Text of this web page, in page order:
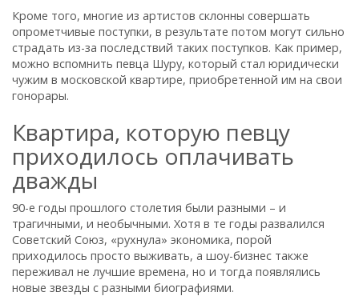
Кроме того, многие из артистов склонны совершать
опрометчивые поступки, в результате потом могут сильно
страдать из-за последствий таких поступков. Как пример,
можно вспомнить певца Шуру, который стал юридически
чужим в московской квартире, приобретенной им на свои
гонорары.
Квартира, которую певцу
приходилось оплачивать
дважды
90-е годы прошлого столетия были разными – и
трагичными, и необычными. Хотя в те годы развалился
Советский Союз, «рухнула» экономика, порой
приходилось просто выживать, а шоу-бизнес также
переживал не лучшие времена, но и тогда появлялись
новые звезды с разными биографиями.